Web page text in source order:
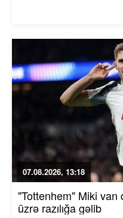
07.08.2026, 13:18
"Tottenhem" Miki
üzrə razılığa gəlib